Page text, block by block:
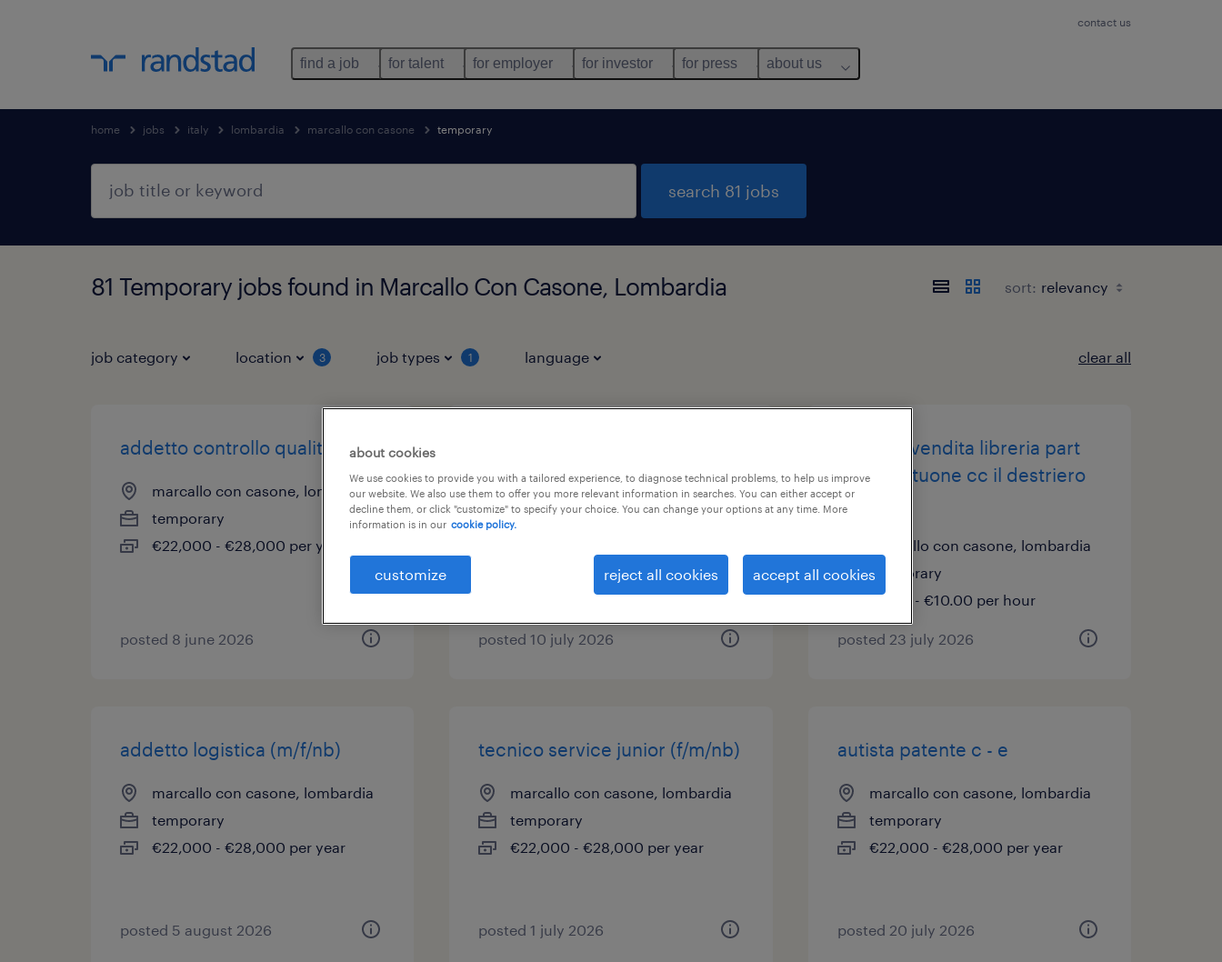
contact us
find a job for talent for employer for investor for press about us
home jobs italy lombardia marcallo con casone temporary
search 81 jobs
81 Temporary jobs found in Marcallo Con Casone, Lombardia sort:
job category location 3 job types 1 language clear all
addetto controllo qualità
marcallo con casone, lombardia
temporary
€22,000 - €28,000 per year
posted 8 june 2026
addetto carico/scarico
marcallo con casone, lombardia
€22,000 - €28,000 per year
posted 10 july 2026
addetto vendita libreria part
time - vittuone cc il destriero
(f/m/nb)
marcallo con casone, lombardia
temporary
€9.00 - €10.00 per hour
posted 23 july 2026
addetto logistica (m/f/nb)
marcallo con casone, lombardia
temporary
€22,000 - €28,000 per year
posted 5 august 2026
tecnico service junior (f/m/nb)
marcallo con casone, lombardia
temporary
€22,000 - €28,000 per year
posted 1 july 2026
autista patente c - e
marcallo con casone, lombardia
temporary
€22,000 - €28,000 per year
posted 20 july 2026
about cookies
We use cookies to provide you with a tailored experience, to diagnose technical problems, to help us improve
our website. We also use them to offer you more relevant information in searches. You can either accept or
decline them, or click "customize" to specify your choice. You can change your options at any time. More
information is in our cookie policy.
customize reject all cookies accept all cookies